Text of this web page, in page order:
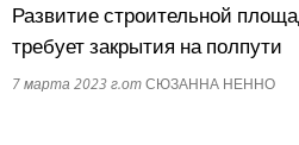
Развитие строительной
требует закрытия на полпути
7 марта 2023 г.отСЮЗАННА НЕННО